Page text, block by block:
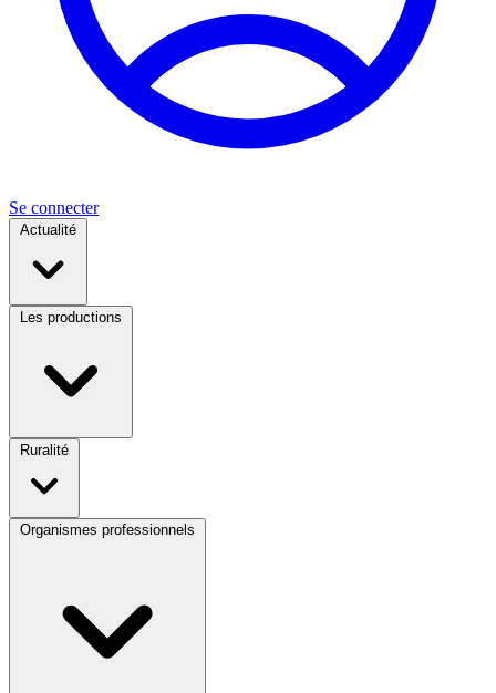
Se connecter
Actualité
Les productions
Ruralité
Organismes professionnels